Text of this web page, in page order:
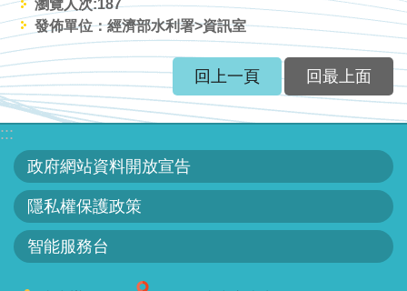
放
宣
告
隱
私
權
保
護
政
策
瀏覽人次:187
發佈單位：經濟部水利署>資訊室
回上一頁 回最上面
:::
政府網站資料開放宣告
隱私權保護政策
智能服務台